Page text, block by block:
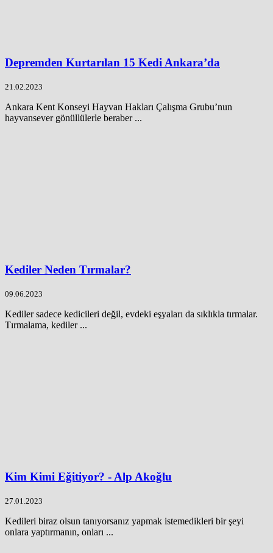
Depremden Kurtarılan 15 Kedi Ankara’da
21.02.2023
Ankara Kent Konseyi Hayvan Hakları Çalışma Grubu’nun
hayvansever gönüllülerle beraber ...
Kediler Neden Tırmalar?
09.06.2023
Kediler sadece kedicileri değil, evdeki eşyaları da sıklıkla tırmalar.
Tırmalama, kediler ...
Kim Kimi Eğitiyor? - Alp Akoğlu
27.01.2023
Kedileri biraz olsun tanıyorsanız yapmak istemedikleri bir şeyi
onlara yaptırmanın, onları ...